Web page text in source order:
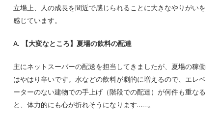
立場上、人の成長を間近で感じられることに大きなやりがいを
感じています。
A. 【大変なところ】夏場の飲料の配達
主にネットスーパーの配送を担当してきましたが、夏場の稼働
はやはり辛いです。水などの飲料が劇的に増えるので、エレベ
ーターのない建物での手上げ（階段での配達）が何件も重なる
と、体力的にも心が折れそうになります……。